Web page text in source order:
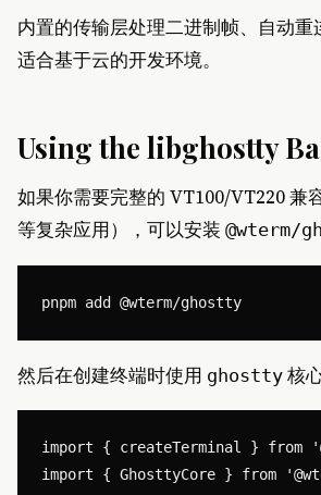
内置的传输层处理二进制帧、自动重
适合基于云的开发环境。
Using the libghostty
如果你需要完整的 VT100/VT220 兼
等复杂应用），可以安装 @wterm/
然后在创建终端时使用 ghostty 核
import { createTerminal } from
import { GhosttyCore } from